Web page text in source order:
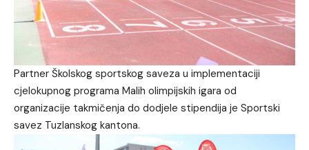
Partner Školskog sportskog saveza u implementaciji
cjelokupnog programa Malih olimpijskih igara od
organizacije takmičenja do dodjele stipendija je Sportski
savez Tuzlanskog kantona.